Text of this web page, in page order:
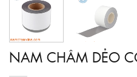
NAM CHÂM DẺO